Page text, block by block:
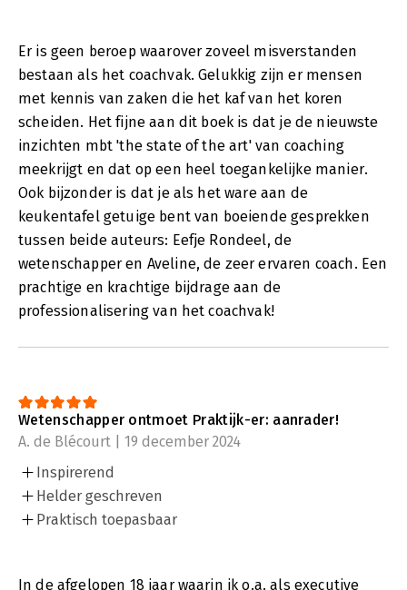
Er is geen beroep waarover zoveel misverstanden
bestaan als het coachvak. Gelukkig zijn er mensen
met kennis van zaken die het kaf van het koren
scheiden. Het fijne aan dit boek is dat je de nieuwste
inzichten mbt 'the state of the art' van coaching
meekrijgt en dat op een heel toegankelijke manier.
Ook bijzonder is dat je als het ware aan de
keukentafel getuige bent van boeiende gesprekken
tussen beide auteurs: Eefje Rondeel, de
wetenschapper en Aveline, de zeer ervaren coach. Een
prachtige en krachtige bijdrage aan de
professionalisering van het coachvak!
Wetenschapper ontmoet Praktijk-er: aanrader!
A. de Blécourt | 19 december 2024
Inspirerend
Helder geschreven
Praktisch toepasbaar
In de afgelopen 18 jaar waarin ik o.a. als executive